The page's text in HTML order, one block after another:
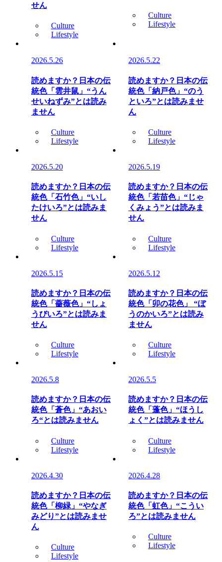
せん
Culture
Lifestyle
Culture
Lifestyle
2026.5.26
読めますか？日本の伝
統色「雲井鼠」“うん
せいねずみ”とは読み
ません
Culture
Lifestyle
2026.5.22
読めますか？日本の伝
統色「納戸色」“のう
といろ”とは読みませ
ん
Culture
Lifestyle
2026.5.20
読めますか？日本の伝
統色「石竹色」“いし
たけいろ”とは読みま
せん
Culture
Lifestyle
2026.5.19
読めますか？日本の伝
統色「若苗色」“じゃ
くみょう”とは読みま
せん
Culture
Lifestyle
2026.5.15
読めますか？日本の伝
統色「薔薇色」“しょ
うびいろ”とは読みま
せん
Culture
Lifestyle
2026.5.12
読めますか？日本の伝
統色「卯の花色」 “ぼ
うのかいろ”とは読み
ません
Culture
Lifestyle
2026.5.8
読めますか？日本の伝
統色「蒼色」“あおい
ろ“とは読みません
Culture
Lifestyle
2026.5.5
読めますか？日本の伝
統色「蓬色」“ほうし
ょく”とは読みません
Culture
Lifestyle
2026.4.30
読めますか？日本の伝
統色「柳緑」“やなぎ
みどり”とは読みませ
ん
Culture
Lifestyle
2026.4.28
読めますか？日本の伝
統色「虹色」“こうい
ろ”とは読みません
Culture
Lifestyle